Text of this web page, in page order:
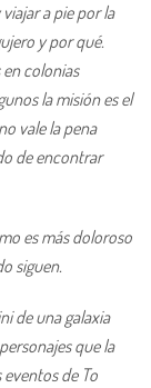
a pie por la
y por qué.
colonias
la misión es el
vale la pena
de encontrar
es más doloroso
siguen.
de una galaxia
que la
de To